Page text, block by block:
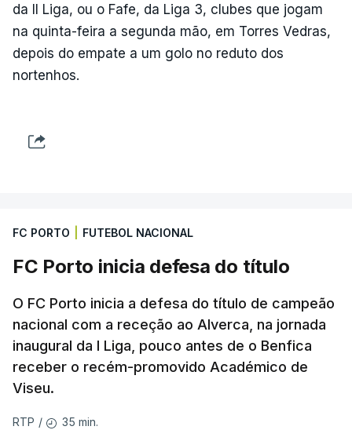
da II Liga, ou o Fafe, da Liga 3, clubes que jogam
na quinta-feira a segunda mão, em Torres Vedras,
depois do empate a um golo no reduto dos
nortenhos.
FC PORTO FUTEBOL NACIONAL
FC Porto inicia defesa do título
O FC Porto inicia a defesa do título de campeão
nacional com a receção ao Alverca, na jornada
inaugural da I Liga, pouco antes de o Benfica
receber o recém-promovido Académico de
Viseu.
RTP / 35 min.